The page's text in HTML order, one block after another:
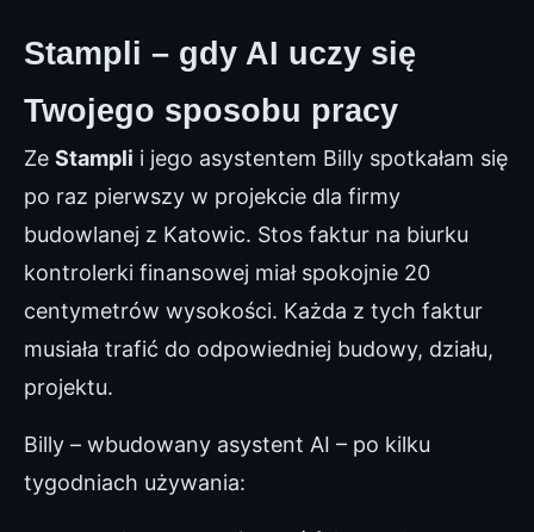
Stampli – gdy AI uczy się
Twojego sposobu pracy
Ze Stampli i jego asystentem Billy spotkałam się
po raz pierwszy w projekcie dla firmy
budowlanej z Katowic. Stos faktur na biurku
kontrolerki finansowej miał spokojnie 20
centymetrów wysokości. Każda z tych faktur
musiała trafić do odpowiedniej budowy, działu,
projektu.
Billy – wbudowany asystent AI – po kilku
tygodniach używania: